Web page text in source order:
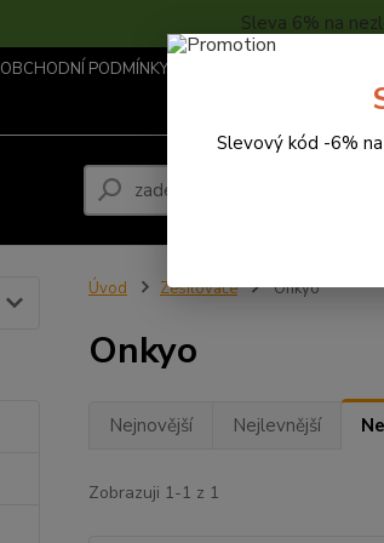
Sleva 6% na
OBCHODNÍ PODMÍNKY ...
Úvod Zesilovače Onkyo
Onkyo
Nejnovější Nejlevnější
Zobrazuji 1-1 z 1
Slevový kód -6%